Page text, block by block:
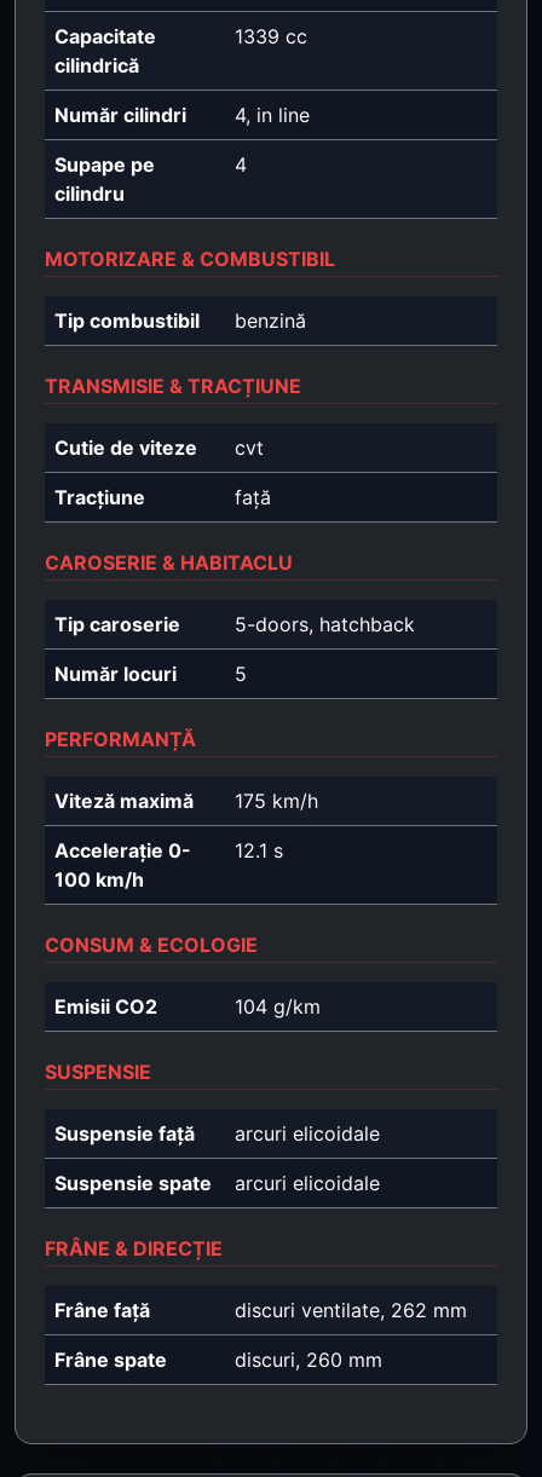
Capacitate
cilindrică
1339 cc
Număr cilindri 4, in line
Supape pe
cilindru
4
MOTORIZARE & COMBUSTIBIL
Tip combustibil benzină
TRANSMISIE & TRACȚIUNE
Cutie de viteze cvt
Tracțiune față
CAROSERIE & HABITACLU
Tip caroserie 5-doors, hatchback
Număr locuri 5
PERFORMANȚĂ
Viteză maximă 175 km/h
Accelerație 0-
100 km/h
12.1 s
CONSUM & ECOLOGIE
Emisii CO2 104 g/km
SUSPENSIE
Suspensie față arcuri elicoidale
Suspensie spate arcuri elicoidale
FRÂNE & DIRECȚIE
Frâne față discuri ventilate, 262 mm
Frâne spate discuri, 260 mm